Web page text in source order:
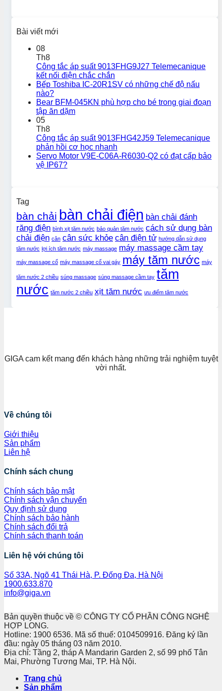
Bài viết mới
08
Th8
Công tắc áp suất 9013FHG9J27 Telemecanique
kết nối điện chắc chắn
Bếp Toshiba IC-20R1SV có những chế độ nấu
nào?
Bear BFM-045KN phù hợp cho bé trong giai đoạn
tập ăn dặm
05
Th8
Công tắc áp suất 9013FHG42J59 Telemecanique
phản hồi cơ học nhanh
Servo Motor V9E-C06A-R6030-Q2 có đạt cấp bảo
vệ IP67?
Tag
bàn chải bàn chải điện bàn chải đánh
răng điện bình xịt tăm nước bảo quản tăm nước cách sử dụng bàn
chải điện cân cân sức khỏe cân điện tử hướng dẫn sử dụng
tăm nước lợi ích tăm nước máy massage máy massage cầm tay
máy massage cổ máy massage cổ vai gáy máy tăm nước máy
tăm nước 2 chiều súng massage súng massage cầm tay tăm
nước tăm nước 2 chiều xịt tăm nước ưu điểm tăm nước
GIGA cam kết mang đến khách hàng những trải nghiệm tuyệt
vời nhất.
Về chúng tôi
Giới thiệu
Sản phẩm
Liên hệ
Chính sách chung
Chính sách bảo mật
Chính sách vận chuyển
Quy định sử dụng
Chính sách bảo hành
Chính sách đổi trả
Chính sách thanh toán
Liên hệ với chúng tôi
Số 33A, Ngõ 41 Thái Hà, P. Đống Đa, Hà Nội
1900.633.870
info@giga.vn
Bản quyền thuộc về © CÔNG TY CỔ PHẦN CÔNG NGHỆ
HỢP LONG.
Hotline: 1900 6536. Mã số thuế: 0104509916. Đăng ký lần
đầu: ngày 05 tháng 03 năm 2010.
Địa chỉ: Tầng 2, tháp A Mandarin Garden 2, số 99 phố Tân
Mai, Phường Tương Mai, TP. Hà Nội.
Trang chủ
Sản phẩm